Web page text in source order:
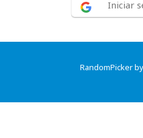
Iniciar
RandomPicker